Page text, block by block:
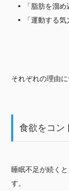
「脂肪を溜
「運動する
それぞれの理由
食欲をコン
睡眠不足が続く
す。